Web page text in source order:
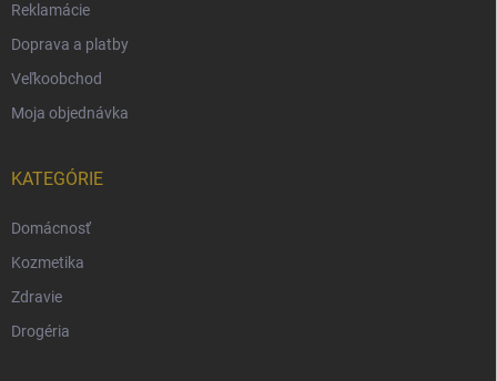
Reklamácie
Doprava a platby
Veľkoobchod
Moja objednávka
KATEGÓRIE
Domácnosť
Kozmetika
Zdravie
Drogéria